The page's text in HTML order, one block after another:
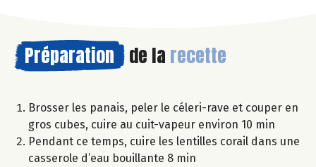
Préparation de la recette
Brosser les panais, peler le céleri-rave et couper en
gros cubes, cuire au cuit-vapeur environ 10 min
Pendant ce temps, cuire les lentilles corail dans une
casserole d’eau bouillante 8 min